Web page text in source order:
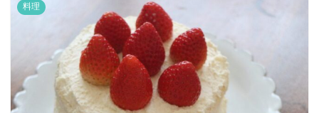
料理